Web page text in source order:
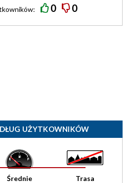
0 0
UŻYTKOWNIKÓW
Średnie Trasa